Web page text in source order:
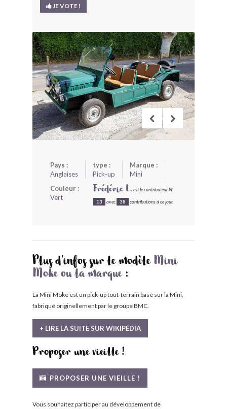
LE BLOG
BONJOURLAVIEILLE ?
MODÈLES ET MARQUES
COMMENT FONCTIONNE BLV ?
JE VOTE !
Pays :
Anglaises
type :
Pick-up
Marque :
Mini
Couleur :
Vert
Frédéric L. est le contributeur N°
13 avec 38 contributions à ce jour.
Plus d'infos sur le modèle Mini
Moke ou la marque:
La Mini Moke est un pick-up tout-terrain basé sur la Mini,
fabriqué originellement par le groupe BMC.
+ LIRE LA SUITE SUR WIKIPÉDIA
Proposer une vieille !
PROPOSER UNE VIEILLE !
Vous souhaitez participer au développement de